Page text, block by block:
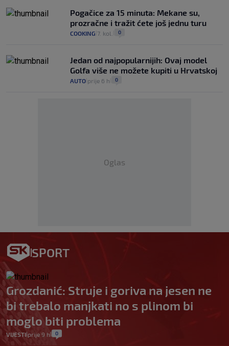
Pogačice za 15 minuta: Mekane su,
prozračne i tražit ćete još jednu turu
COOKING 7. kol. 0
Jedan od najpopularnijih: Ovaj model
Golfa više ne možete kupiti u Hrvatskoj
AUTO prije 6 h 0
Oglas
SPORT
Grozdanić: Struje i goriva na jesen ne
bi trebalo manjkati no s plinom bi
moglo biti problema
VIJESTI prije 9 h 0